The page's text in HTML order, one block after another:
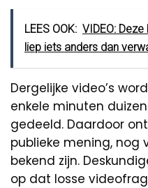
LEES OOK: VIDEO:
liep iets anders dan
Dergelijke video’s
enkele minuten
gedeeld. Daardoor
publieke mening, nog
bekend zijn.
op dat losse